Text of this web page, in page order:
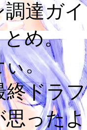
達ガ
め。
ぃ。
終ドラ
思った